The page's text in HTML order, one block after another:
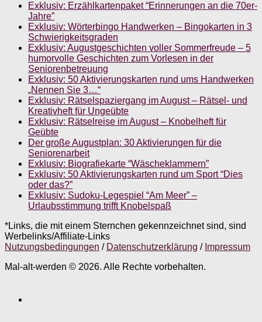
Exklusiv: Erzählkartenpaket “Erinnerungen an die 70er-
Jahre”
Exklusiv: Wörterbingo Handwerken – Bingokarten in 3
Schwierigkeitsgraden
Exklusiv: Augustgeschichten voller Sommerfreude – 5
humorvolle Geschichten zum Vorlesen in der
Seniorenbetreuung
Exklusiv: 50 Aktivierungskarten rund ums Handwerken
„Nennen Sie 3…“
Exklusiv: Rätselspaziergang im August – Rätsel- und
Kreativheft für Ungeübte
Exklusiv: Rätselreise im August – Knobelheft für
Geübte
Der große Augustplan: 30 Aktivierungen für die
Seniorenarbeit
Exklusiv: Biografiekarte “Wäscheklammern”
Exklusiv: 50 Aktivierungskarten rund um Sport “Dies
oder das?”
Exklusiv: Sudoku-Legespiel “Am Meer” –
Urlaubsstimmung trifft Knobelspaß
*Links, die mit einem Sternchen gekennzeichnet sind, sind
Werbelinks/Affiliate-Links
Nutzungsbedingungen / Datenschutzerklärung / Impressum
Mal-alt-werden © 2026. Alle Rechte vorbehalten.